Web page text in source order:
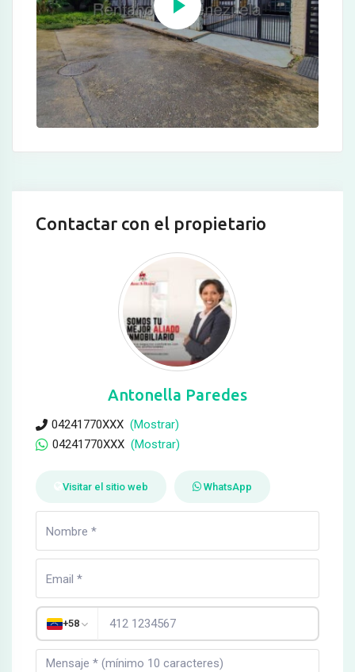
Contactar con el propietario
Antonella Paredes
04241770XXX (Mostrar)
04241770XXX (Mostrar)
Visitar el sitio web WhatsApp
+58